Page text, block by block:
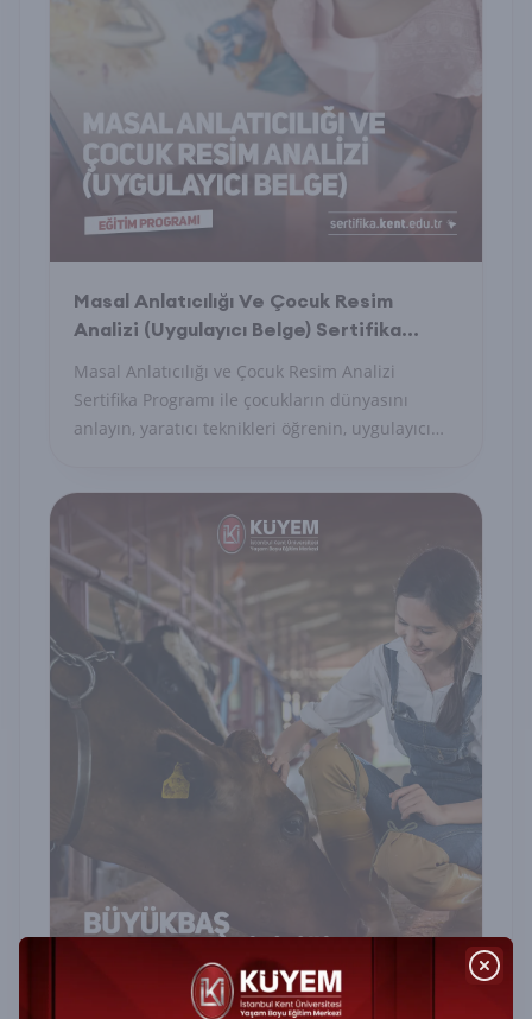
Masal Anlatıcılığı Ve Çocuk Resim
Analizi (Uygulayıcı Belge) Sertifika
Masal Anlatıcılığı ve Çocuk Resim Analizi
Sertifika Programı ile çocukların dünyasını
anlayın, yaratıcı teknikleri öğrenin, uygulayıcı